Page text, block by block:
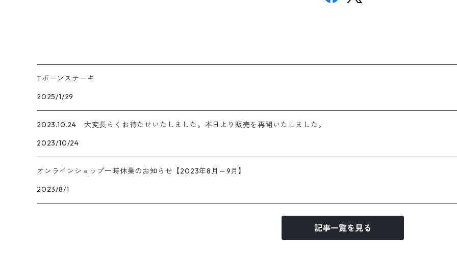
Tボーンステーキ
2025/1/29
2023.10.24 大変長らくお待たせいたしました。本日より販売を再開いたしました。
2023/10/24
オンラインショップ一時休業のお知らせ【2023年8月～9月】
2023/8/1
記事一覧を見る